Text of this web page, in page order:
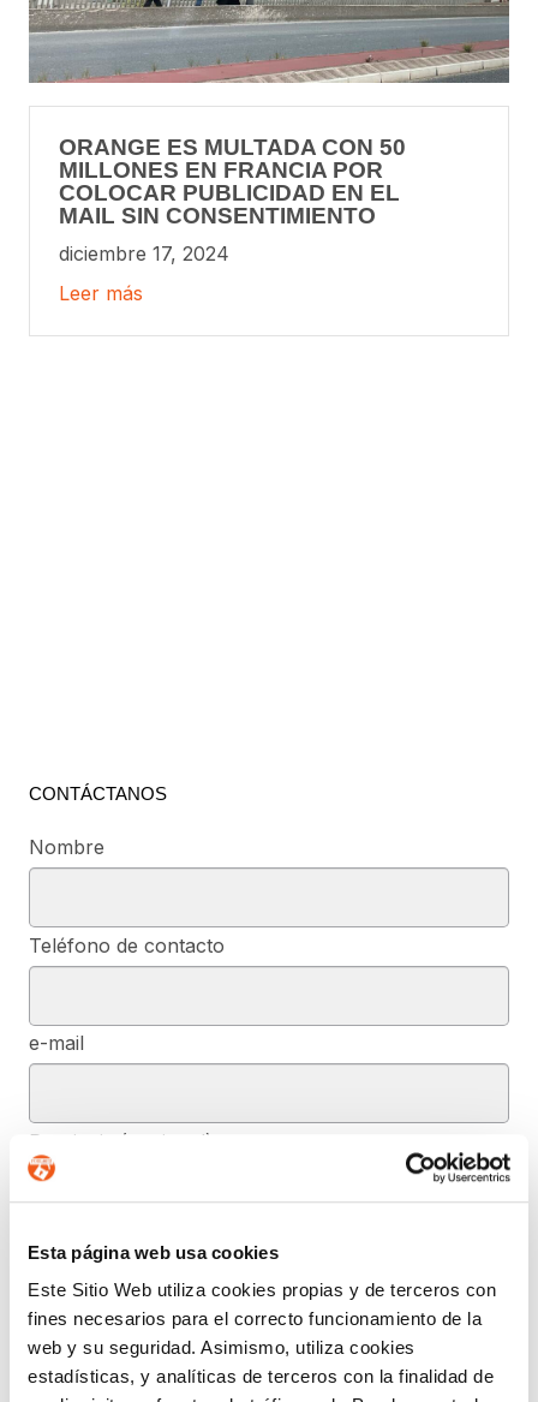
Esta página web usa cookies
Este Sitio Web utiliza cookies propias y de terceros con
fines necesarios para el correcto funcionamiento de la
web y su seguridad. Asimismo, utiliza cookies
estadísticas, y analíticas de terceros con la finalidad de
ORANGE ES MULTADA CON 50
MILLONES EN FRANCIA POR
COLOCAR PUBLICIDAD EN EL
MAIL SIN CONSENTIMIENTO
diciembre 17, 2024
Leer más
CONTÁCTANOS
Nombre
Teléfono de contacto
e-mail
Provincia (opcional)
Mensaje (opcional)
De conformidad con el RGPD y la LOPDGDD, SEGURIDAD Y
finalidad de contestar a las dudas y/o quejas planteadas a través